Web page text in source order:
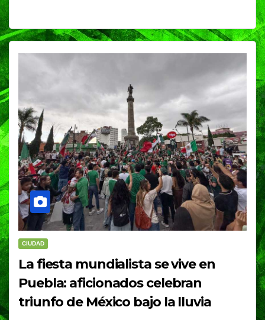
CIUDAD
La fiesta mundialista se vive en
Puebla: aficionados celebran
triunfo de México bajo la lluvia